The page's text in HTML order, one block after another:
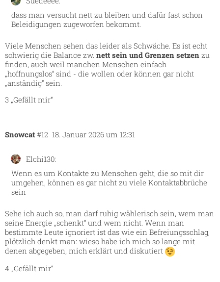
dass man versucht nett zu bleiben und dafür fast schon
Beleidigungen zugeworfen bekommt.
Viele Menschen sehen das leider als Schwäche. Es ist echt
schwierig die Balance zw. nett sein und Grenzen setzen zu
finden, auch weil manchen Menschen einfach
„hoffnungslos“ sind - die wollen oder können gar nicht
„anständig“ sein.
3 „Gefällt mir“
Snowcat 18. Januar 2026 um 12:31
#12
Elchi130:
Wenn es um Kontakte zu Menschen geht, die so mit dir
umgehen, können es gar nicht zu viele Kontaktabbrüche
sein
Sehe ich auch so, man darf ruhig wählerisch sein, wem man
seine Energie „schenkt“ und wem nicht. Wenn man
bestimmte Leute ignoriert ist das wie ein Befreiungsschlag,
plötzlich denkt man: wieso habe ich mich so lange mit
denen abgegeben, mich erklärt und diskutiert
4 „Gefällt mir“